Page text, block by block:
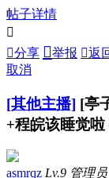
帖子详情

分享 举报 返
取消
[其他主播] [亭
+程皖该睡觉
asmrqz Lv.9 管理员